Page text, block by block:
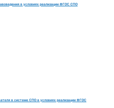
в условиях реализации ФГОС СПО
в системе СПО в условиях реализации ФГОС